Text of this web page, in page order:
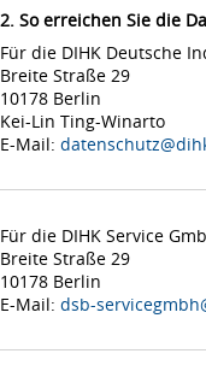
2. So erreichen Sie die
Für die DIHK Deutsche
Breite Straße 29
10178 Berlin
Kei-Lin Ting-Winarto
E-Mail:
Für die DIHK Service
Breite Straße 29
10178 Berlin
E-Mail: dsb-